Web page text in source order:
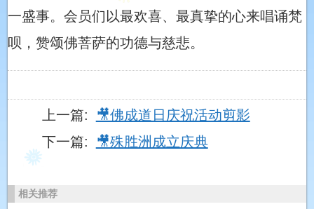
2013浴佛法会盛况
殊胜洲掠影
大密一周年庆典视频
一盛事。会员们以最欢喜、最真挚的心来唱诵梵
呗，赞颂佛菩萨的功德与慈悲。
上一篇:
🎥佛成道日庆祝活动剪影
下一篇:
🎥殊胜洲成立庆典
相关推荐